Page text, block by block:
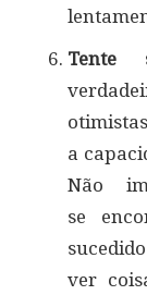
Tente
a
Não
se
ver